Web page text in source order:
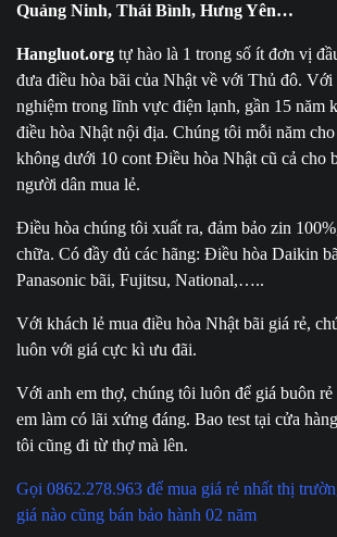
Quảng Ninh, Thái Bình, Hưng Yên…
Hangluot.org tự hào là 1 trong số ít đơn vị
đưa điều hòa bãi của Nhật về với Thủ đô. Với
nghiệm trong lĩnh vực điện lạnh, gần 15 năm
điều hòa Nhật nội địa. Chúng tôi mỗi năm
không dưới 10 cont Điều hòa Nhật cũ cả cho
người dân mua lẻ.
Điều hòa chúng tôi xuất ra, đảm bảo zin
chữa. Có đầy đủ các hãng: Điều hòa Daikin
Panasonic bãi, Fujitsu, National,…..
Với khách lẻ mua điều hòa Nhật bãi giá rẻ,
luôn với giá cực kì ưu đãi.
Với anh em thợ, chúng tôi luôn để giá buôn rẻ
em làm có lãi xứng đáng. Bao test tại cửa
tôi cũng đi từ thợ mà lên.
Gọi 0862.278.963 để mua giá rẻ nhất thị
giá nào cũng bán bảo hành 02 năm